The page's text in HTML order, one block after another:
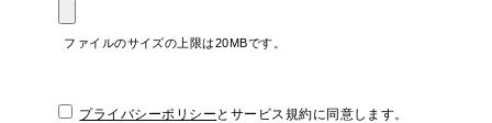
ファイルのサイズの上限は20MBです。
プライバシーポリシー とサービス規約に同意します。